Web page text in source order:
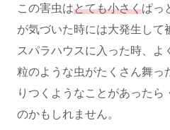
この害虫はとても小さくぱっ
が気づいた時には大発生して
スパラハウスに入った時、よ
粒のような虫がたくさん舞っ
りつくようなことがあった
のかもしれません。